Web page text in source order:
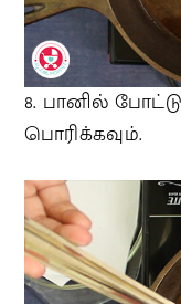
8. பானில்
பொரிக்கவும்.